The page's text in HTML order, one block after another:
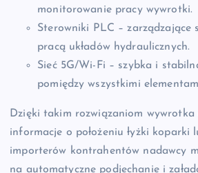
monitorowanie pracy wywrotki.
Sterowniki PLC – zarządzające
pracą układów hydraulicznych.
Sieć 5G/Wi-Fi – szybka i
pomiędzy wszystkimi
Dzięki takim rozwiązaniom wywrotka
informacje o położeniu łyżki koparki
importerów kontrahentów nadawcy
na automatyczne podjechanie i